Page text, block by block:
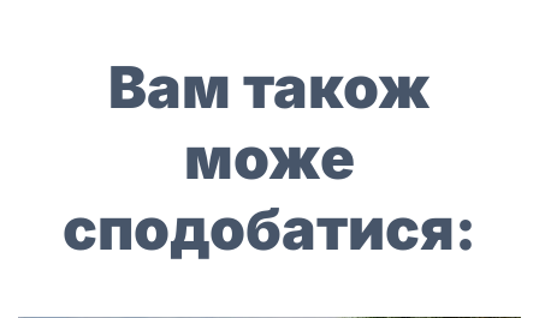
Вам також
може
сподобатися: